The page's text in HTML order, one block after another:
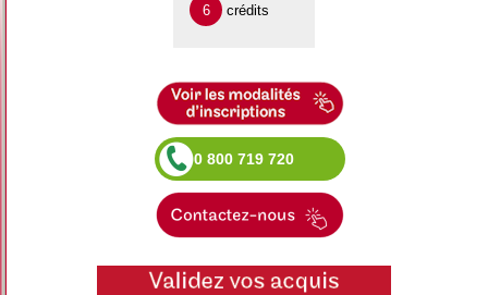
6 crédits
0 800 719 720